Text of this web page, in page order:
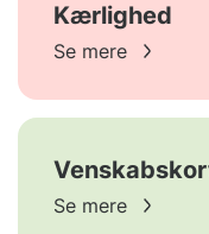
Kærlighed
Se mere
Se mere